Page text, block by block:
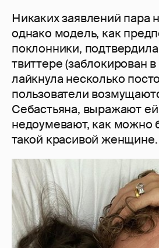
Никаких заявлений пара
однако модель, как
поклонники, подтвердила
твиттере (заблокирован
лайкнула несколько
пользователи
Себастьяна, выражают ей
недоумевают, как можно
такой красивой женщине.